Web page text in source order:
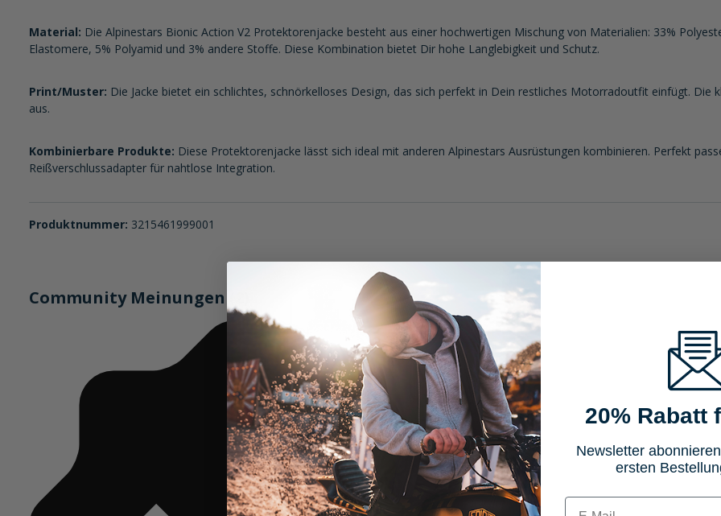
Material: Die Alpinestars Bionic Action V2 Protektorenjacke besteht aus einer hochwertigen Mischung von Materialien: 33%
Elastomere, 5% Polyamid und 3% andere Stoffe. Diese Kombination bietet Dir hohe Langlebigkeit und Schutz.
Print/Muster: Die Jacke bietet ein schlichtes, schnörkelloses Design, das sich perfekt in Dein restliches Motorradoutfit einfügt.
aus.
Kombinierbare Produkte: Diese Protektorenjacke lässt sich ideal mit anderen Alpinestars Ausrüstungen kombinieren. Perfekt
Reißverschlussadapter für nahtlose Integration.
Produktnummer: 3215461999001
Community Meinungen (2)
20% Rabatt
Newsletter
ersten
E-mail